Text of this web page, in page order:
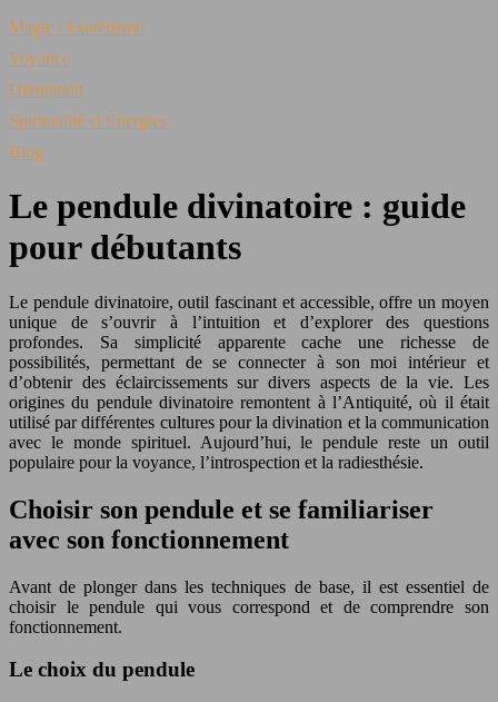
Magie / Esotérisme
Voyance
Divination
Spiritualité et Énergies
Blog
Le pendule divinatoire : guide
pour débutants
Le pendule divinatoire, outil fascinant et accessible, offre un moyen
unique de s’ouvrir à l’intuition et d’explorer des questions
profondes. Sa simplicité apparente cache une richesse de
possibilités, permettant de se connecter à son moi intérieur et
d’obtenir des éclaircissements sur divers aspects de la vie. Les
origines du pendule divinatoire remontent à l’Antiquité, où il était
utilisé par différentes cultures pour la divination et la communication
avec le monde spirituel. Aujourd’hui, le pendule reste un outil
populaire pour la voyance, l’introspection et la radiesthésie.
Choisir son pendule et se familiariser
avec son fonctionnement
Avant de plonger dans les techniques de base, il est essentiel de
choisir le pendule qui vous correspond et de comprendre son
fonctionnement.
Le choix du pendule